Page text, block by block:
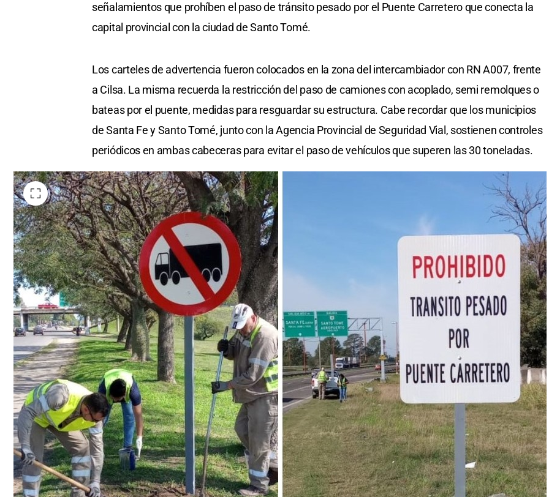
señalamientos que prohíben el paso de tránsito pesado por el Puente Carretero que conecta la
capital provincial con la ciudad de Santo Tomé.
Los carteles de advertencia fueron colocados en la zona del intercambiador con RN A007, frente
a Cilsa. La misma recuerda la restricción del paso de camiones con acoplado, semi remolques o
bateas por el puente, medidas para resguardar su estructura. Cabe recordar que los municipios
de Santa Fe y Santo Tomé, junto con la Agencia Provincial de Seguridad Vial, sostienen controles
periódicos en ambas cabeceras para evitar el paso de vehículos que superen las 30 toneladas.